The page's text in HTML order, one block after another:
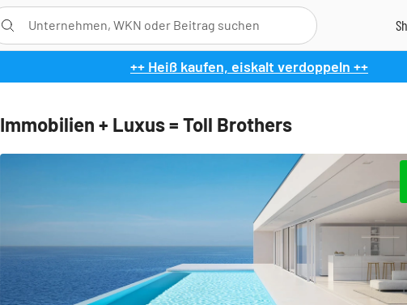
++ Heiß kaufen, eiskalt verdoppeln ++
Immobilien + Luxus = Toll Brothers